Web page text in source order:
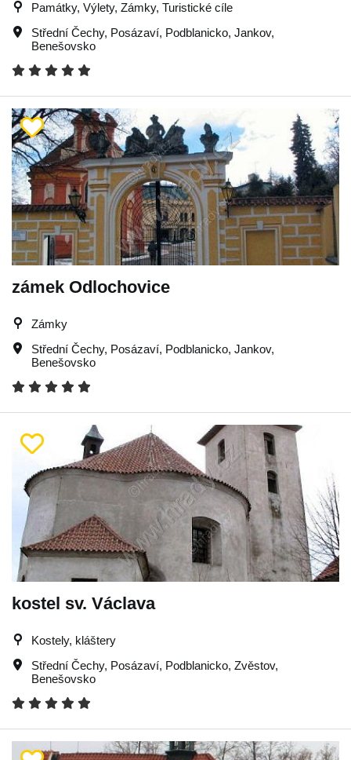
Památky, Výlety, Zámky, Turistické cíle
Střední Čechy, Posázaví, Podblanicko, Jankov,
Benešovsko
zámek Odlochovice
Zámky
Střední Čechy, Posázaví, Podblanicko, Jankov,
Benešovsko
kostel sv. Václava
Kostely, kláštery
Střední Čechy, Posázaví, Podblanicko, Zvěstov,
Benešovsko